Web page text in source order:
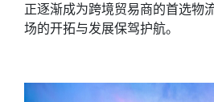
正逐渐成为跨境贸易商的首选物
场的开拓与发展保驾护航。